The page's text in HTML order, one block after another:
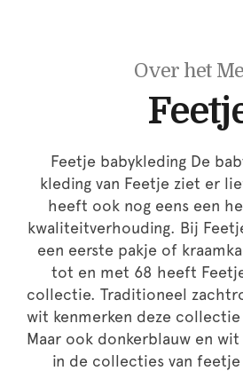
Over het
Feetje babykleding De
kleding van Feetje ziet er
heeft ook nog eens een
kwaliteitverhouding. Bij
een eerste pakje of
tot en met 68 heeft
collectie. Traditioneel
wit kenmerken deze
Maar ook donkerblauw en
in de collecties van